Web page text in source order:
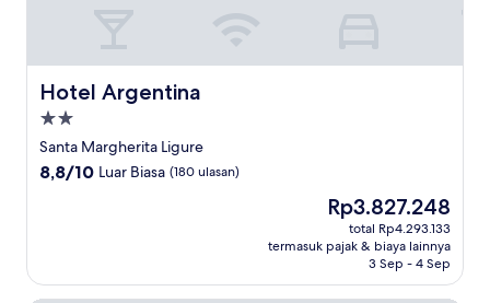
Hotel Argentina
Hotel Argentina
Properti
bintang
2.0
Santa Margherita Ligure
8.8
ulasan)
8,8/10 Luar Biasa (180 ulasan)
Harga
sekarang
Rp3.827.248
Rp3.827.248
total Rp4.293.133
termasuk pajak & biaya lainnya
3 Sep - 4 Sep